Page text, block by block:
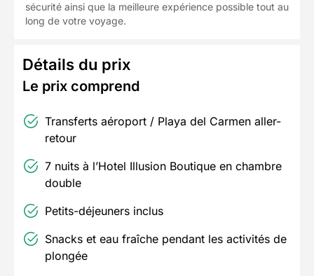
sécurité ainsi que la meilleure expérience possible tout au
long de votre voyage.
Détails du prix
Le prix comprend
Transferts aéroport / Playa del Carmen aller-
retour
7 nuits à l’Hotel Illusion Boutique en chambre
double
Petits-déjeuners inclus
Snacks et eau fraîche pendant les activités de
plongée